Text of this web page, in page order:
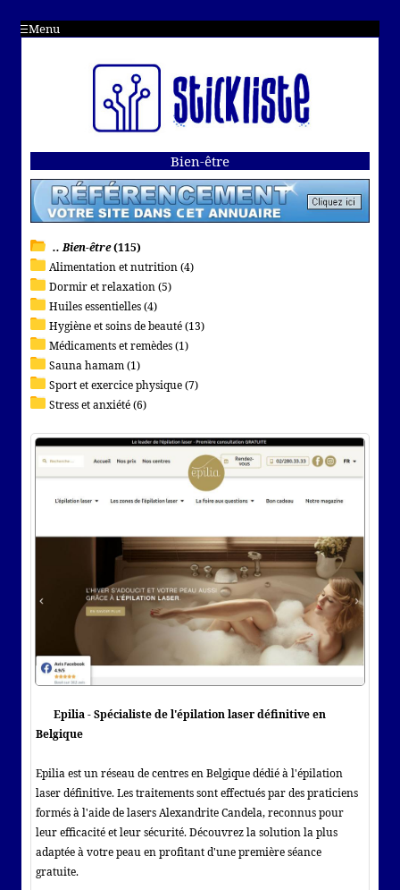
Menu
Bien-être
.. Bien-être(115)
Alimentation et nutrition (4)
Dormir et relaxation (5)
Huiles essentielles (4)
Hygiène et soins de beauté (13)
Médicaments et remèdes (1)
Sauna hamam (1)
Sport et exercice physique (7)
Stress et anxiété (6)
Epilia - Spécialiste de l'épilation laser définitive en
Belgique
Epilia est un réseau de centres en Belgique dédié à l'épilation
laser définitive. Les traitements sont effectués par des praticiens
formés à l'aide de lasers Alexandrite Candela, reconnus pour
leur efficacité et leur sécurité. Découvrez la solution la plus
adaptée à votre peau en profitant d'une première séance
gratuite.